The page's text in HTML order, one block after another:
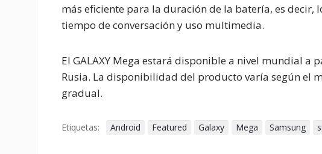
más eficiente para la duración de la batería, es
tiempo de conversación y uso multimedia.
El GALAXY Mega estará disponible a nivel mundial a
Rusia. La disponibilidad del producto varía según el
gradual.
Etiquetas: Android Featured Galaxy Mega Samsung